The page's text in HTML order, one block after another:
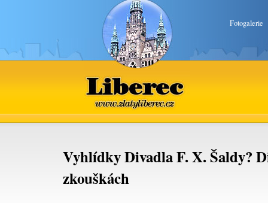
Fotogalerie
Liberec
www.zlatyliberec.cz
Vyhlídky Divadla F. X. Šaldy?
zkouškách